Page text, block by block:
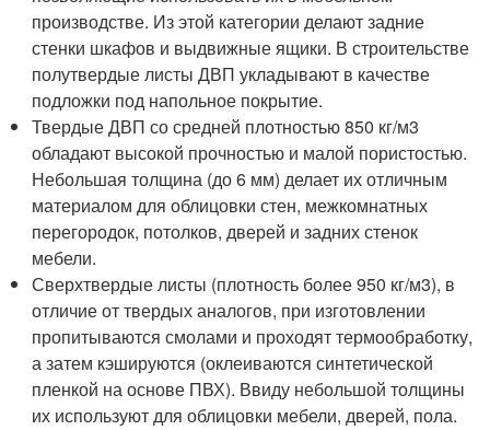
производстве. Из этой категории делают задние
стенки шкафов и выдвижные ящики. В строительстве
полутвердые листы ДВП укладывают в качестве
подложки под напольное покрытие.
Твердые ДВП со средней плотностью 850 кг/м3
обладают высокой прочностью и малой пористостью.
Небольшая толщина (до 6 мм) делает их отличным
материалом для облицовки стен, межкомнатных
перегородок, потолков, дверей и задних стенок
мебели.
Сверхтвердые листы (плотность более 950 кг/м3), в
отличие от твердых аналогов, при изготовлении
пропитываются смолами и проходят термообработку,
а затем кэшируются (оклеиваются синтетической
пленкой на основе ПВХ). Ввиду небольшой толщины
их используют для облицовки мебели, дверей, пола.